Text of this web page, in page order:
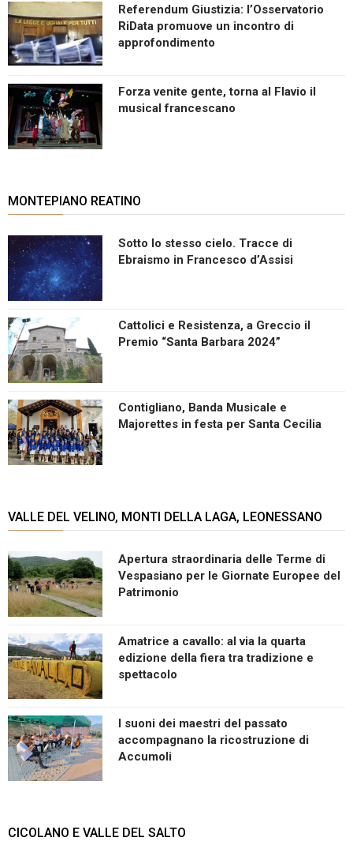
Referendum Giustizia: l’Osservatorio
RiData promuove un incontro di
approfondimento
Forza venite gente, torna al Flavio il
musical francescano
MONTEPIANO REATINO
Sotto lo stesso cielo. Tracce di
Ebraismo in Francesco d’Assisi
Cattolici e Resistenza, a Greccio il
Premio “Santa Barbara 2024”
Contigliano, Banda Musicale e
Majorettes in festa per Santa Cecilia
VALLE DEL VELINO, MONTI DELLA LAGA, LEONESSANO
Apertura straordinaria delle Terme di
Vespasiano per le Giornate Europee del
Patrimonio
Amatrice a cavallo: al via la quarta
edizione della fiera tra tradizione e
spettacolo
I suoni dei maestri del passato
accompagnano la ricostruzione di
Accumoli
CICOLANO E VALLE DEL SALTO